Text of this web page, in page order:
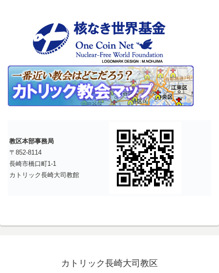
教区本部事務局
〒852-8114
長崎市橋口町1-1
カトリック長崎大司教館
カトリック長崎大司教区